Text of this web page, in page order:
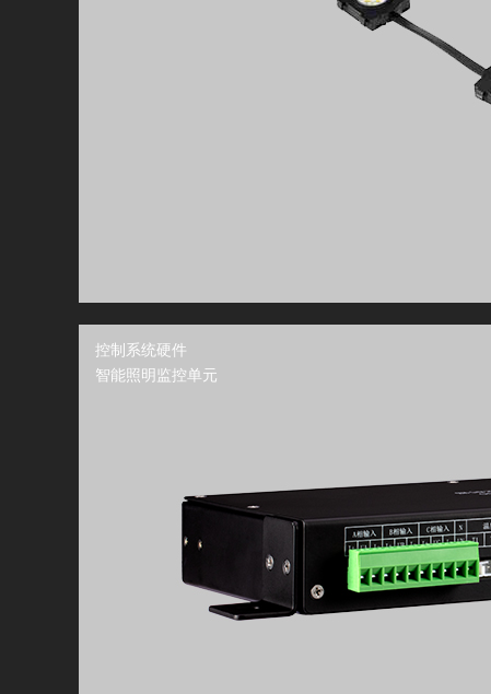
控制系统硬件
智能照明监控单元